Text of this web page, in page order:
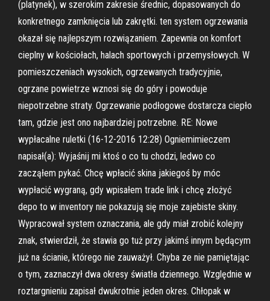
(platynek), w szerokim zakresie średnic, dopasowanych do
konkretnego zamknięcia lub zakrętki. ten system ogrzewania
okazał się najlepszym rozwiązaniem. Zapewnia on komfort
cieplny w kościołach, halach sportowych i przemysłowych. W
pomieszczeniach wysokich, ogrzewanych tradycyjnie,
ogrzane powietrze wznosi się do góry i powoduje
niepotrzebne straty. Ogrzewanie podłogowe dostarcza ciepło
tam, gdzie jest ono najbardziej potrzebne. RE: Nowe
wypłacalne ruletki (16-12-2016 12:28) Ogniemimieczem
napisał(a): Wyjaśnij mi ktoś o co tu chodzi, ledwo co
zacząłem pykać. Chcę wpłacić skina jakiegoś by móc
wypłacić wygraną, gdy wpisałem trade link i chcę złożyć
depo to w inventory nie pokazują się moje zajebiste skiny.
Wypracował system oznaczania, ale gdy miał zrobić kolejny
znak, stwierdził, że stawia go tuż przy jakimś innym będącym
już na ścianie, którego nie zauważył. Chyba ze nie pamiętając
o tym, zaznaczył dwa okresy światła dziennego. Względnie w
roztargnieniu zapisał dwukrotnie jeden okres. Chłopak w